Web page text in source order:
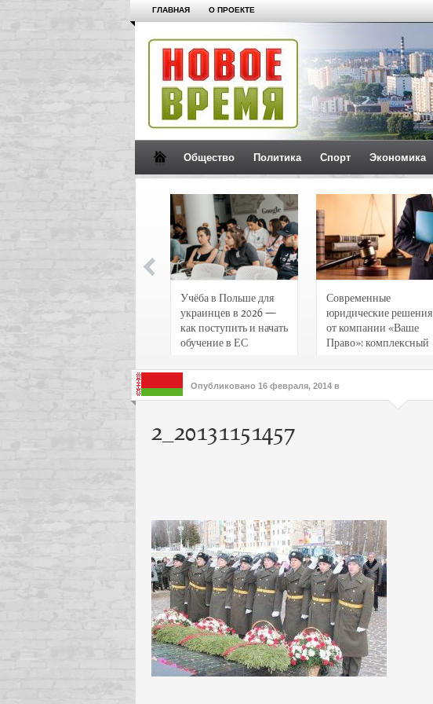
ГЛАВНАЯ О ПРОЕКТЕ
Общество Политика Спорт Экономика
Учёба в Польше для
украинцев в 2026 —
как поступить и начать
обучение в ЕС
Современные
юридические решения
от компании «Ваше
Право»: комплексный
интересов клиентов
Опубликовано 16 февраля, 2014 в
2_20131151457